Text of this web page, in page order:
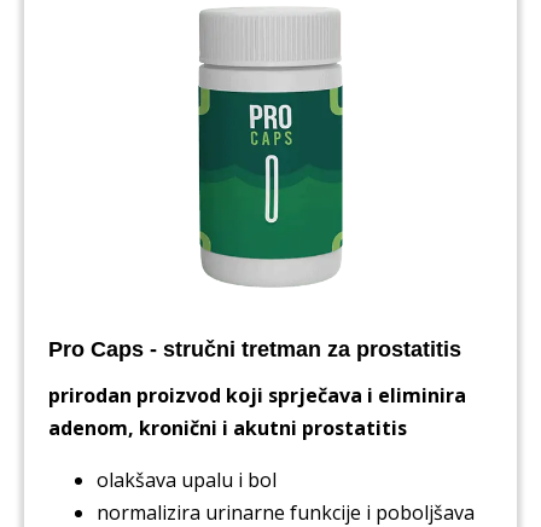
Pro Caps - stručni tretman za prostatitis
prirodan proizvod koji sprječava i eliminira
adenom, kronični i akutni prostatitis
olakšava upalu i bol
normalizira urinarne funkcije i poboljšava